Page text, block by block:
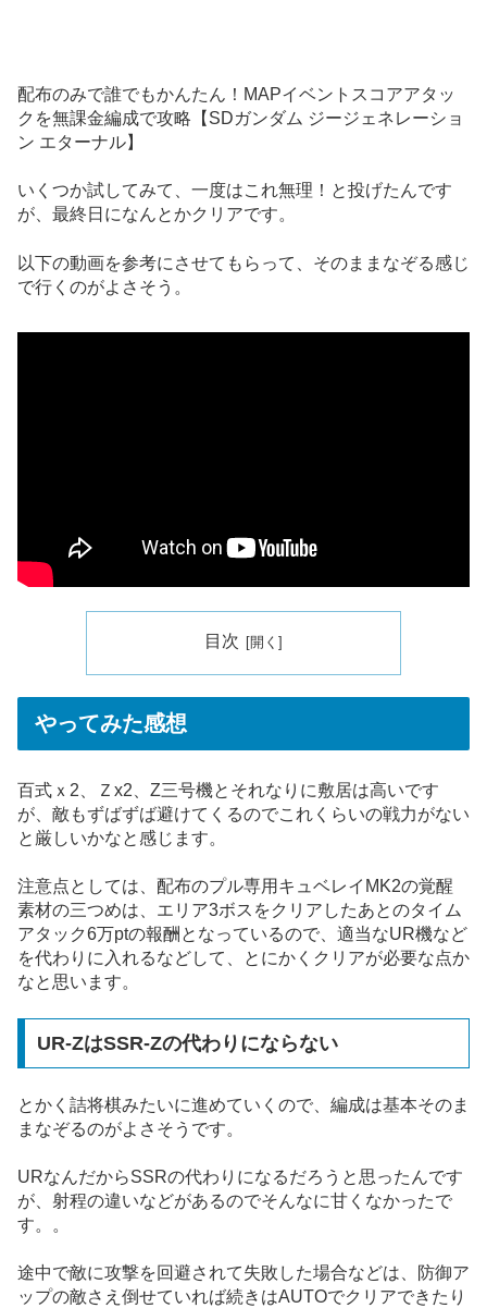
配布のみで誰でもかんたん！MAPイベントスコアアタッ
クを無課金編成で攻略【SDガンダム ジージェネレーショ
ン エターナル】
いくつか試してみて、一度はこれ無理！と投げたんです
が、最終日になんとかクリアです。
以下の動画を参考にさせてもらって、そのままなぞる感じ
で行くのがよさそう。
目次
やってみた感想
百式ｘ2、Ｚx2、Z三号機とそれなりに敷居は高いです
が、敵もずばずば避けてくるのでこれくらいの戦力がない
と厳しいかなと感じます。
注意点としては、配布のプル専用キュベレイMK2の覚醒
素材の三つめは、エリア3ボスをクリアしたあとのタイム
アタック6万ptの報酬となっているので、適当なUR機など
を代わりに入れるなどして、とにかくクリアが必要な点か
なと思います。
UR-ZはSSR-Zの代わりにならない
とかく詰将棋みたいに進めていくので、編成は基本そのま
まなぞるのがよさそうです。
URなんだからSSRの代わりになるだろうと思ったんです
が、射程の違いなどがあるのでそんなに甘くなかったで
す。。
途中で敵に攻撃を回避されて失敗した場合などは、防御ア
ップの敵さえ倒せていれば続きはAUTOでクリアできたり